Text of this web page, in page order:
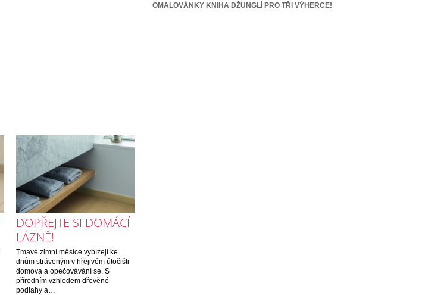
OMALOVÁNKY KNIHA DŽUNGLÍ PRO TŘI VÝHERCE!
DOPŘEJTE SI DOMÁCÍ
LÁZNĚ!
Tmavé zimní měsíce vybízejí ke
dnům stráveným v hřejivém útočišti
domova a opečovávání se. S
přírodním vzhledem dřevěné
podlahy a…